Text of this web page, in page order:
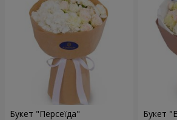
Букет "Персеїда" Букет